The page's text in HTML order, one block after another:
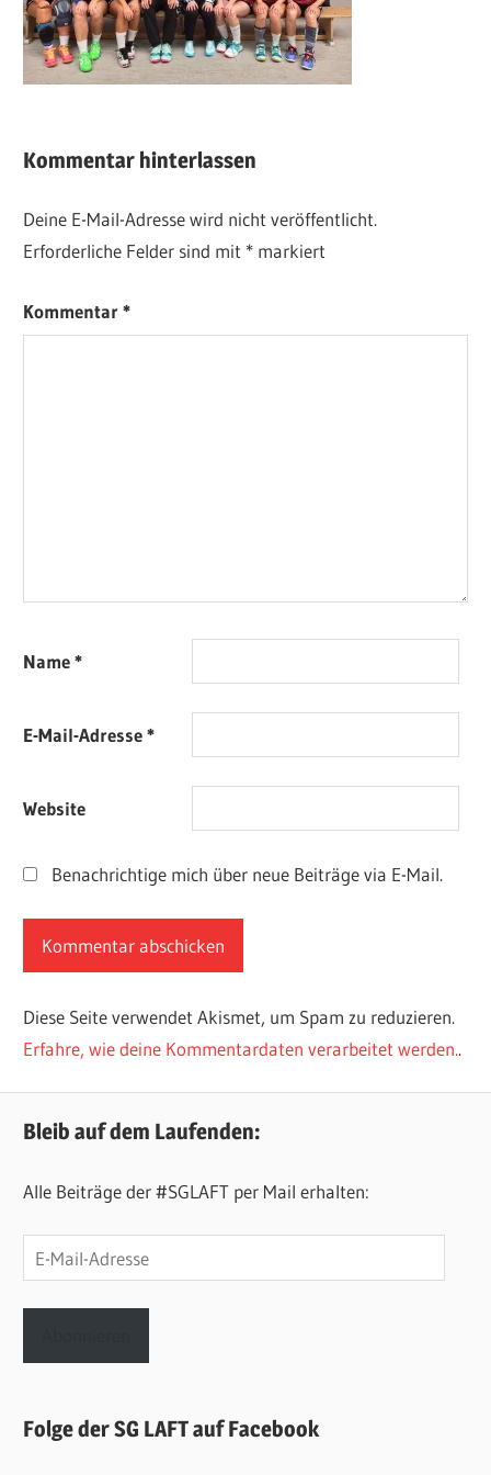
Kommentar hinterlassen
Deine E-Mail-Adresse wird nicht veröffentlicht.
Erforderliche Felder sind mit * markiert
Kommentar*
Name*
E-Mail-Adresse*
Website
Benachrichtige mich über neue Beiträge via E-Mail.
Diese Seite verwendet Akismet, um Spam zu reduzieren.
Erfahre, wie deine Kommentardaten verarbeitet werden..
Bleib auf dem Laufenden:
Alle Beiträge der #SGLAFT per Mail erhalten:
E-
Mail-
Adresse
Folge der SG LAFT auf Facebook